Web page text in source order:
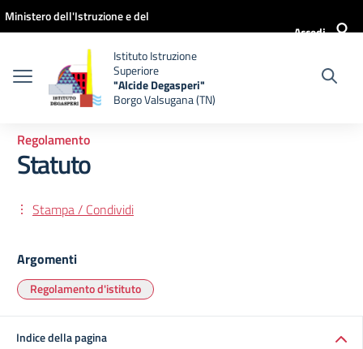
Vai ai contenuti
Vai al menu di navigazione
Vai al footer
Ministero dell'Istruzione e del
Accedi
Istituto Istruzione
Superiore
"Alcide Degasperi"
Borgo Valsugana (TN)
Regolamento
Statuto
Stampa / Condividi
Argomenti
Regolamento d'istituto
Indice della pagina